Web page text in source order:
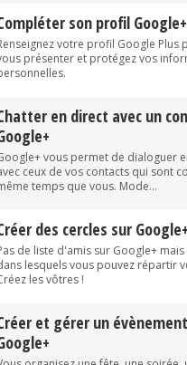
son profil Google+
votre profil Google Plus
présenter et protégez vos
en direct avec un
vous permet de dialoguer
ceux de vos contacts qui sont
temps que vous. Mode...
des cercles sur Google+
de liste d'amis sur Google+
lesquels vous pouvez répartir
les vôtres !
et gérer un